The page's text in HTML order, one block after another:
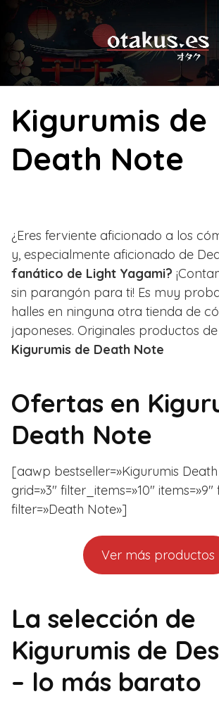
content
Kigurumis de
Death Note
¿Eres ferviente aficionado a los
y, especialmente aficionado de
fanático de Light Yagami?
sin parangón para ti! Es muy
halles en ninguna otra tienda de
japoneses. Originales productos
Kigurumis de Death Note
Ofertas en
Death Note
[aawp bestseller=»Kigurumis
grid=»3″ filter_items=»10″
filter=»Death Note»]
Ver más productos
La selección de
Kigurumis de
– lo más barato